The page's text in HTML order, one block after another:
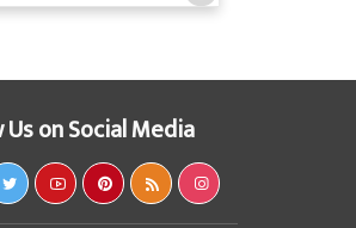
Us on Social Media